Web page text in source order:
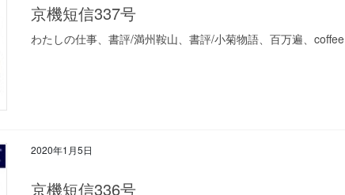
京機短信337号
わたしの仕事、書評/満州鞍山、書評/小菊物語、百万遍、coffee
2020年1月5日
京機短信336号